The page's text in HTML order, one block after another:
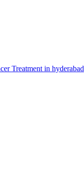
Treatment in hyderabad